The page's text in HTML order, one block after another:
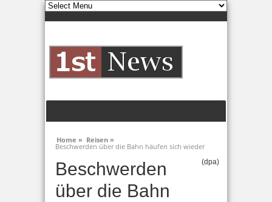
Home » Reisen »
Beschwerden über die Bahn häufen sich wieder
Beschwerden
über die Bahn
(dpa)